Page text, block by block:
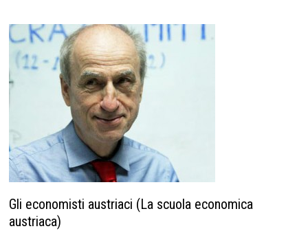
Gli economisti austriaci (La scuola economica
austriaca)